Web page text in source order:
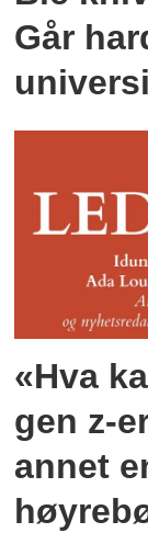
Går
«Hva
gen z-
annet